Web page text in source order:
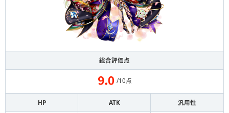
総合評価点
/10点
HP ATK 汎用性